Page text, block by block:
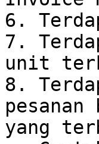
6.
7.
unit
8.
yang